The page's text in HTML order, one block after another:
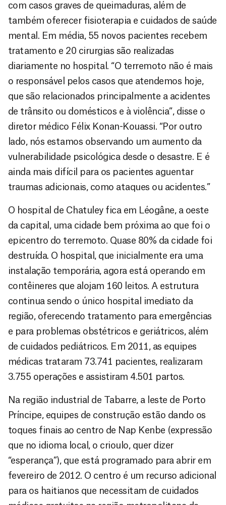
com casos graves de queimaduras, além de
também oferecer fisioterapia e cuidados de saúde
mental. Em média, 55 novos pacientes recebem
tratamento e 20 cirurgias são realizadas
diariamente no hospital. “O terremoto não é mais
o responsável pelos casos que atendemos hoje,
que são relacionados principalmente a acidentes
de trânsito ou domésticos e à violência”, disse o
diretor médico Félix Konan-Kouassi. “Por outro
lado, nós estamos observando um aumento da
vulnerabilidade psicológica desde o desastre. E é
ainda mais difícil para os pacientes aguentar
traumas adicionais, como ataques ou acidentes.”
O hospital de Chatuley fica em Léogâne, a oeste
da capital, uma cidade bem próxima ao que foi o
epicentro do terremoto. Quase 80% da cidade foi
destruída. O hospital, que inicialmente era uma
instalação temporária, agora está operando em
contêineres que alojam 160 leitos. A estrutura
continua sendo o único hospital imediato da
região, oferecendo tratamento para emergências
e para problemas obstétricos e geriátricos, além
de cuidados pediátricos. Em 2011, as equipes
médicas trataram 73.741 pacientes, realizaram
3.755 operações e assistiram 4.501 partos.
Na região industrial de Tabarre, a leste de Porto
Príncipe, equipes de construção estão dando os
toques finais ao centro de Nap Kenbe (expressão
que no idioma local, o crioulo, quer dizer
“esperança”), que está programado para abrir em
fevereiro de 2012. O centro é um recurso adicional
para os haitianos que necessitam de cuidados